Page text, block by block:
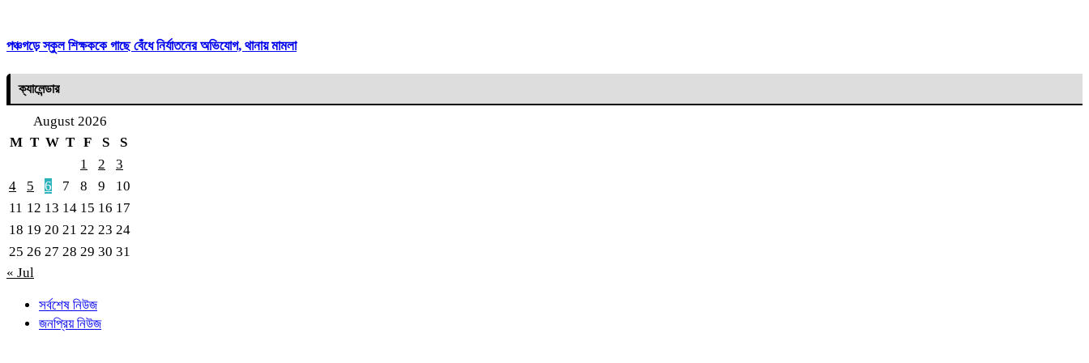
পঞ্চগড়ে স্কুল শিক্ষককে গাছে বেঁধে নির্যাতনের অভিযোগ, থানায় মামলা
ক্যালেন্ডার
August 2026
M T W T F S
S
1
2
3
4
5 6 7 8 9
10
11 12 13 14 15 16 17
18 19 20 21 22 23 24
25 26 27 28 29 30 31
« Jul
সর্বশেষ নিউজ
জনপ্রিয় নিউজ